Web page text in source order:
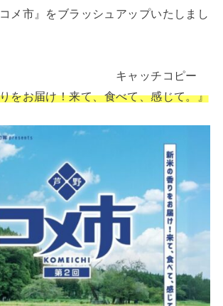
メ市』をブラッシュアップいたしまし
チコピー
をお届け！来て、食べて、感じて。』